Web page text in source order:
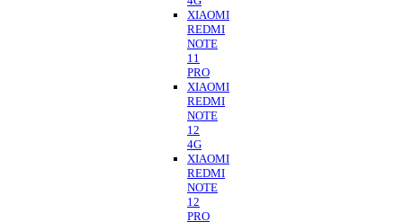
XIAOMI
REDMI
NOTE
11
PRO
XIAOMI
REDMI
NOTE
12
4G
XIAOMI
REDMI
NOTE
12
PRO